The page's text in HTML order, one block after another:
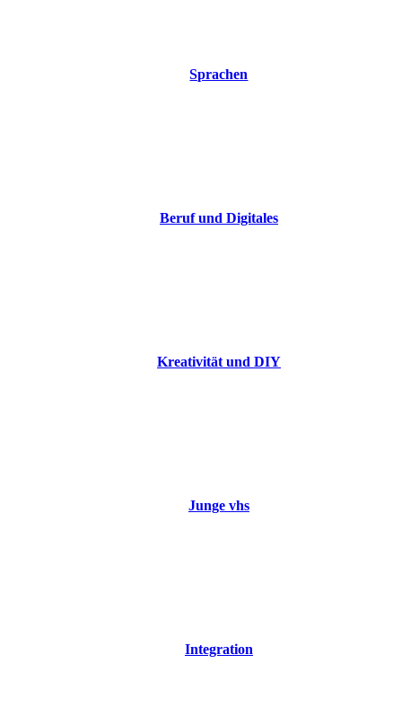
Sprachen
Beruf und Digitales
Kreativität und DIY
Junge vhs
Integration